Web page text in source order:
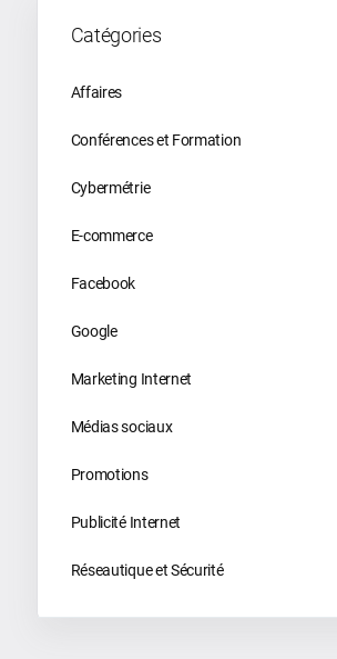
Catégories
Affaires
Conférences et Formation
Cybermétrie
E-commerce
Facebook
Google
Marketing Internet
Médias sociaux
Promotions
Publicité Internet
Réseautique et Sécurité